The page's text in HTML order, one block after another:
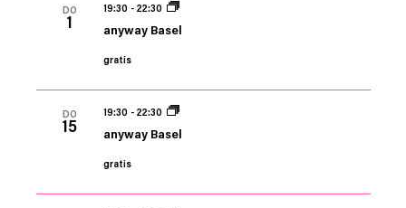
DO
1
19:30 - 22:30
anyway Basel
gratis
DO
15
19:30 - 22:30
anyway Basel
gratis